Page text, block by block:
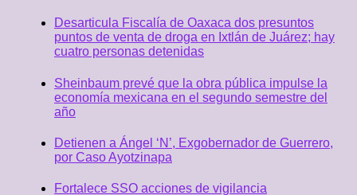
Desarticula Fiscalía de Oaxaca dos presuntos
puntos de venta de droga en Ixtlán de Juárez; hay
cuatro personas detenidas
Sheinbaum prevé que la obra pública impulse la
economía mexicana en el segundo semestre del
año
Detienen a Ángel ‘N’, Exgobernador de Guerrero,
por Caso Ayotzinapa
Fortalece SSO acciones de vigilancia